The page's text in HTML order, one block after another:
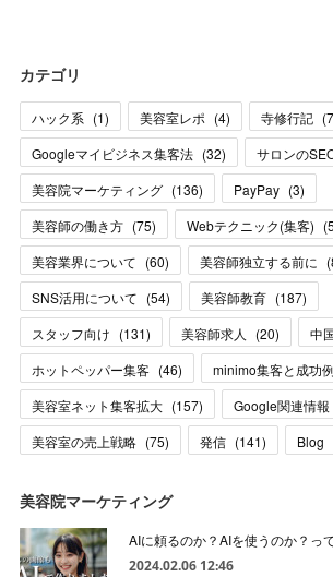
カテゴリ
ハック系 (1) 美容室レポ (4) 寺修行記 (
Googleマイビジネス集客法 (32) サロンの
美容院マーケティング (136) PayPay (3)
美容師の働き方 (75) Webテクニック(集客) (
美容業界について (60) 美容師独立する前に (
SNS活用について (54) 美容師教育 (187)
スタッフ向け (131) 美容師求人 (20) 中
ホットペッパー集客 (46) minimo集客と成功例
美容室ネット集客拡大 (157) Google関連情報
美容室の売上戦略 (75) 発信 (141) Blog
美容院マーケティング
AIに頼るのか？AIを使うのか？っ
2024.02.06 12:46